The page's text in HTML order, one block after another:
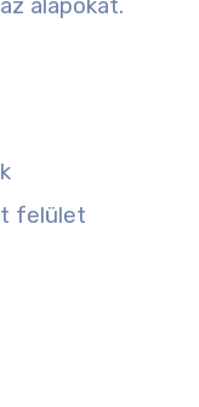
alapokat.
felület